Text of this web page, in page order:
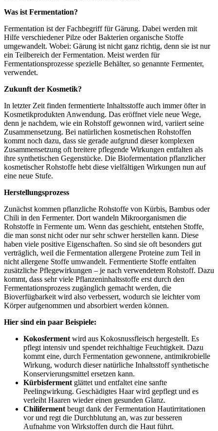
Was ist Fermentation?
Fermentation ist der Fachbegriff für Gärung. Dabei werden mit
Hilfe verschiedener Pilze oder Bakterien organische Stoffe
umgewandelt. Wobei: Gärung ist nicht ganz richtig, denn sie ist nur
ein Teilbereich der Fermentation. Meist werden für
Fermentationsprozesse spezielle Behälter, so genannte Fermenter,
verwendet.
Zukunft der Kosmetik?
In letzter Zeit finden fermentierte Inhaltsstoffe auch immer öfter in
Kosmetikprodukten Anwendung. Das eröffnet viele neue Wege,
denn je nachdem, wie ein Rohstoff gewonnen wird, variiert seine
Zusammensetzung. Bei natürlichen kosmetischen Rohstoffen
kommt noch dazu, dass sie gerade aufgrund dieser komplexen
Zusammensetzung oft breitere pflegende Wirkungen entfalten als
ihre synthetischen Gegenstücke. Die Biofermentation pflanzlicher
kosmetischer Rohstoffe hebt diese vielfältigen Wirkungen nun auf
eine neue Stufe.
Herstellungsprozess
Zunächst kommen pflanzliche Rohstoffe von Kürbis, Bambus oder
Chili in den Fermenter. Dort wandeln Mikroorganismen die
Rohstoffe in Fermente um. Wenn das geschieht, entstehen Stoffe,
die man sonst nicht oder nur sehr schwer herstellen kann. Diese
haben viele positive Eigenschaften. So sind sie oft besonders gut
verträglich, weil die Fermentation allergene Proteine zum Teil in
nicht allergene Stoffe umwandelt. Fermentierte Stoffe entfalten
zusätzliche Pflegewirkungen – je nach verwendetem Rohstoff. Dazu
kommt, dass sehr viele Pflanzeninhaltsstoffe erst durch den
Fermentationsprozess zugänglich gemacht werden, die
Bioverfügbarkeit wird also verbessert, wodurch sie leichter vom
Körper aufgenommen und absorbiert werden können.
Hier sind ein paar Beispiele:
Kokosferment wird aus Kokosnussfleisch hergestellt. Es
pflegt intensiv und spendet reichhaltige Feuchtigkeit. Dazu
kommt eine, durch Fermentation gewonnene, antimikrobielle
Wirkung, wodurch dieser natürliche Inhaltsstoff synthetische
Konservierungsmittel ersetzen kann.
Kürbisferment glättet und entfaltet eine sanfte
Peelingwirkung. Geschädigtes Haar wird gepflegt und es
verleiht Haaren wieder einen gesunden Glanz.
Chiliferment beugt dank der Fermentation Hautirritationen
vor und regt die Durchblutung an, was zur besseren
Aufnahme von Wirkstoffen durch die Haut führt.